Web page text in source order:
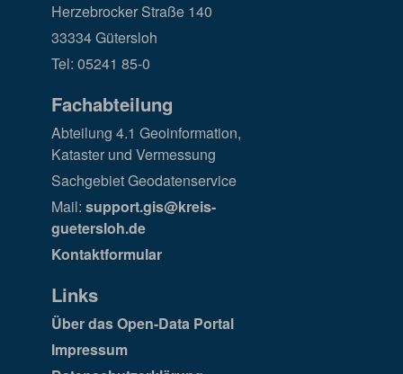
Herzebrocker Straße 140
33334 Gütersloh
Tel: 05241 85-0
Fachabteilung
Abteilung 4.1 Geoinformation,
Kataster und Vermessung
Sachgebiet Geodatenservice
Mail: support.gis@kreis-
guetersloh.de
Kontaktformular
Links
Über das Open-Data Portal
Impressum